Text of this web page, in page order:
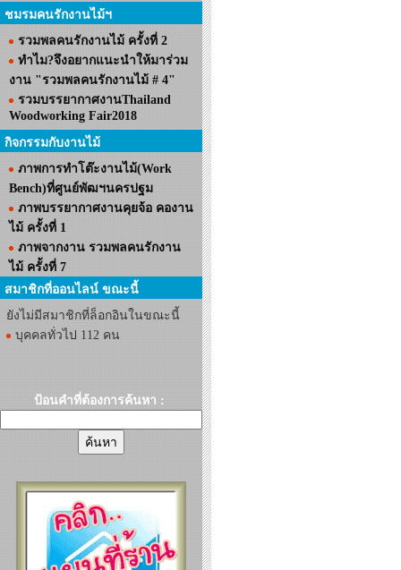
ชมรมคนรักงานไม้ฯ
รวมพลคนรักงานไม้ ครั้งที่ 2
ทำไม?จึงอยากแนะนำให้มาร่วม
งาน "รวมพลคนรักงานไม้ # 4"
รวมบรรยากาศงานThailand
Woodworking Fair2018
กิจกรรมกับงานไม้
ภาพการทำโต๊ะงานไม้(Work
Bench)ที่ศูนย์พัฒฯนครปฐม
ภาพบรรยากาศงานคุยจ้อ คองาน
ไม้ ครั้งที่ 1
ภาพจากงาน รวมพลคนรักงาน
ไม้ ครั้งที่ 7
สมาชิกที่ออนไลน์ ขณะนี้
ยังไม่มีสมาชิกที่ล็อกอินในขณะนี้
บุคคลทั่วไป 112 คน
ป้อนคำที่ต้องการค้นหา :